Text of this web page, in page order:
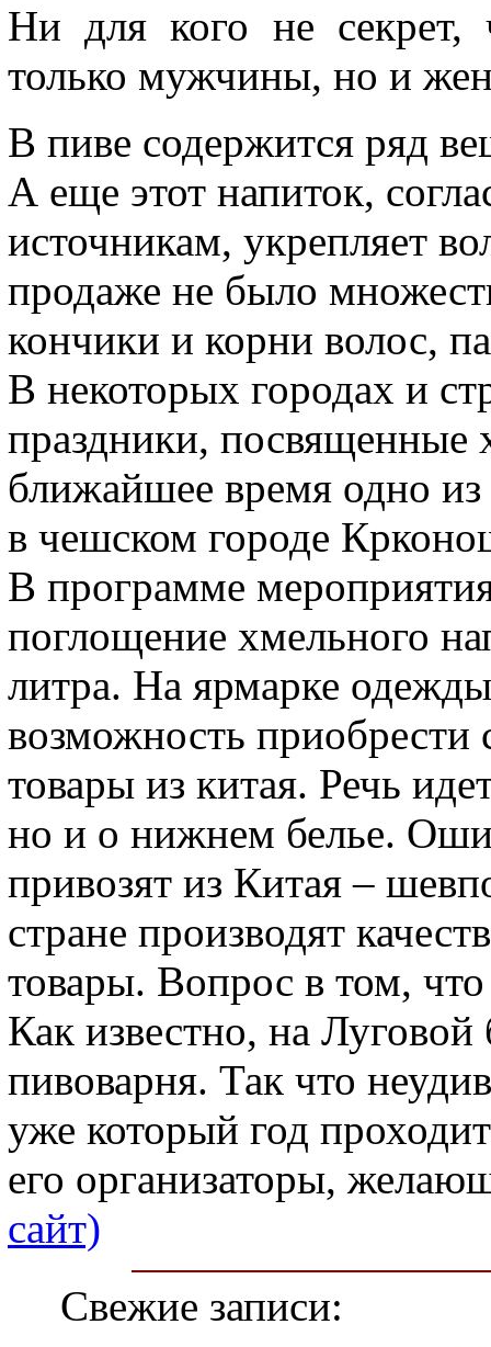
Ни для кого не секрет,
только мужчины, но и
В пиве содержится ряд
А еще этот напиток,
источникам, укрепляет
продаже не было
кончики и корни волос,
В некоторых городах и
праздники, посвященные
ближайшее время одно из
в чешском городе
В программе
поглощение хмельного
литра. На ярмарке
возможность приобрести
товары из китая. Речь
но и о нижнем белье.
привозят из Китая –
стране производят
товары. Вопрос в том,
Как известно, на
пивоварня. Так что
уже который год
его организаторы,
сайт)
Свежие записи: